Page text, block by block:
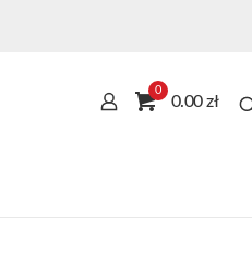
0
0.00 zł